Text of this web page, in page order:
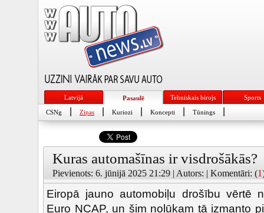
Latvijā Pasaulē Tehniskais birojs Sports
CSNg Ziņas Kuriozi Koncepti Tūnings
Kuras automašīnas ir visdrošākās?
Pievienots: 6. jūnijā 2025 21:29 | Autors: | Komentāri: (1
Eiropā jauno automobiļu drošību vērtē
Euro NCAP, un šim nolūkam tā izmanto